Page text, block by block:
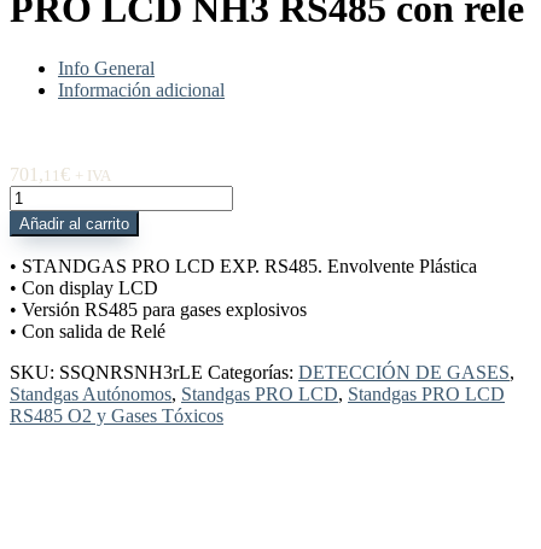
PRO LCD NH3 RS485 con relé
Info General
Información adicional
701, 11 € + IVA
SSQNRSNH3rLE
STANDGAS
PRO
LCD
NH3
RS485
con
cantidad
Añadir al carrito
• STANDGAS PRO LCD EXP. RS485. Envolvente Plástica
• Con display LCD
• Versión RS485 para gases explosivos
• Con salida de Relé
SKU: SSQNRSNH3rLE Categorías: DETECCIÓN DE GASES,
Standgas Autónomos, Standgas PRO LCD, Standgas PRO LCD
RS485 O2 y Gases Tóxicos